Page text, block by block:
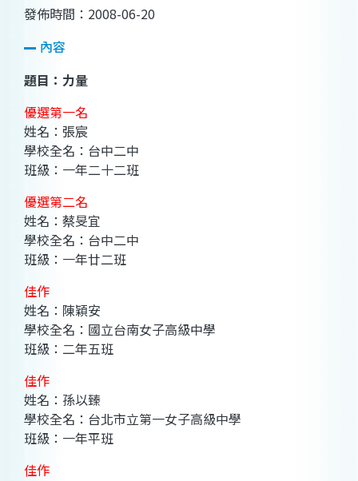
發佈時間：2008-06-20
內容
題目：力量
優選第一名
姓名：張宸
學校全名：台中二中
班級：一年二十二班
優選第二名
姓名：蔡旻宜
學校全名：台中二中
班級：一年廿二班
佳作
姓名：陳穎安
學校全名：國立台南女子高級中學
班級：二年五班
佳作
姓名：孫以臻
學校全名：台北市立第一女子高級中學
班級：一年平班
佳作